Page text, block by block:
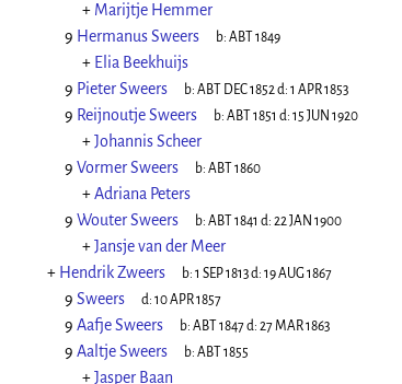
+ Marijtje Hemmer
9 Hermanus Sweers b: ABT 1849
+ Elia Beekhuijs
9 Pieter Sweers b: ABT DEC 1852d: 1 APR 1853
9 Reijnoutje Sweers b: ABT 1851 d: 15 JUN 1920
+Johannis Scheer
9 Vormer Sweers b: ABT 1860
+Adriana Peters
9 Wouter Sweers b: ABT 1841 d: 22 JAN 1900
+Jansje van der Meer
+ Hendrik Zweers b: 1 SEP 1813d: 19 AUG 1867
9 Sweers d: 10 APR 1857
9 Aafje Sweers b: ABT 1847d: 27 MAR 1863
9 Aaltje Sweers b: ABT 1855
+Jasper Baan